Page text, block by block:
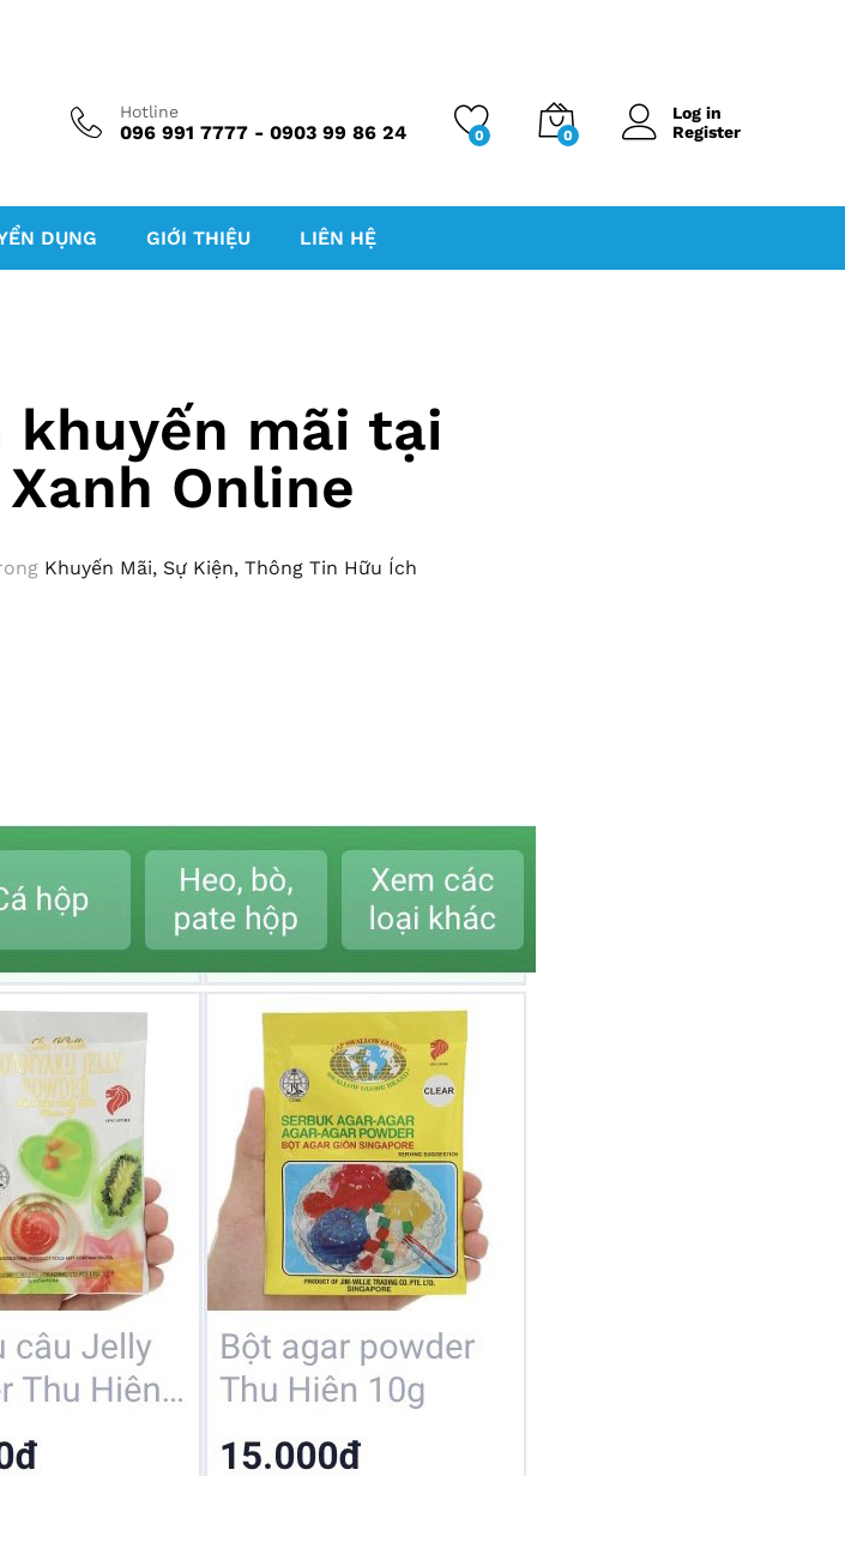
Hotline
096 991 7777 - 0903 99 86 24 0 0
Log in
Register
DỤNG GIỚI THIỆU LIÊN HỆ
khuyến mãi tại
Online
Khuyến Mãi, Sự Kiện, Thông Tin Hữu Ích